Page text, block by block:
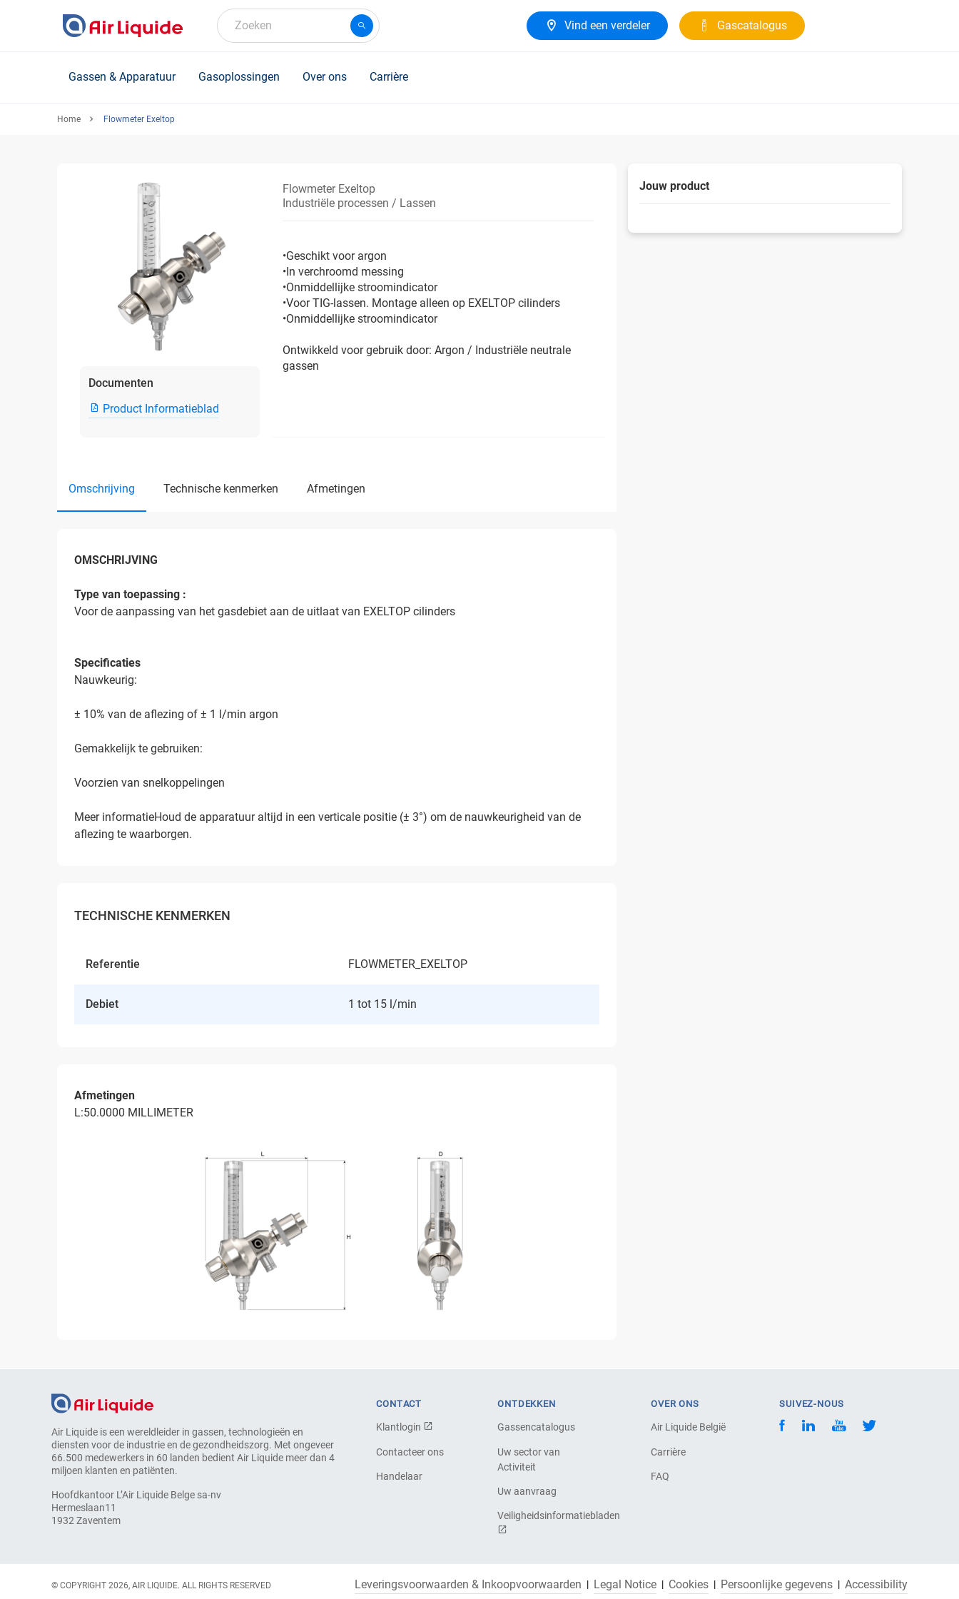
Zoeken Vind een verdeler Gascatalogus
Gassen & Apparatuur Gasoplossingen Over ons Carrière
Home Flowmeter Exeltop
Documenten
Product Informatieblad
Flowmeter Exeltop
Industriële processen / Lassen
•Geschikt voor argon
•In verchroomd messing
•Onmiddellijke stroomindicator
•Voor TIG-lassen. Montage alleen op EXELTOP cilinders
•Onmiddellijke stroomindicator
Ontwikkeld voor gebruik door: Argon / Industriële neutrale
gassen
omschrijving technische kenmerken afmetingen
OMSCHRIJVING
Type van toepassing :
Voor de aanpassing van het gasdebiet aan de uitlaat van EXELTOP cilinders
Specificaties
Nauwkeurig:
± 10% van de aflezing of ± 1 l/min argon
Gemakkelijk te gebruiken:
Voorzien van snelkoppelingen
Meer informatieHoud de apparatuur altijd in een verticale positie (± 3°) om de nauwkeurigheid van de
aflezing te waarborgen.
TECHNISCHE KENMERKEN
Referentie FLOWMETER_EXELTOP
Debiet 1 tot 15 l/min
Afmetingen
L:50.0000 MILLIMETER
Jouw product
Air Liquide is een wereldleider in gassen, technologieën en
diensten voor de industrie en de gezondheidszorg. Met ongeveer
66.500 medewerkers in 60 landen bedient Air Liquide meer dan 4
miljoen klanten en patiënten.
Hoofdkantoor L’Air Liquide Belge sa-nv
Hermeslaan11
1932 Zaventem
CONTACT
Klantlogin
Contacteer ons
Handelaar
ONTDEKKEN
Gassencatalogus
Uw sector van
Activiteit
Uw aanvraag
Veiligheidsinformatiebladen
OVER ONS
Air Liquide België
Carrière
FAQ
SUIVEZ-NOUS
© COPYRIGHT 2026, AIR LIQUIDE. ALL RIGHTS RESERVED Leveringsvoorwaarden & Inkoopvoorwaarden Legal Notice Cookies Persoonlijke gegevens Accessibility